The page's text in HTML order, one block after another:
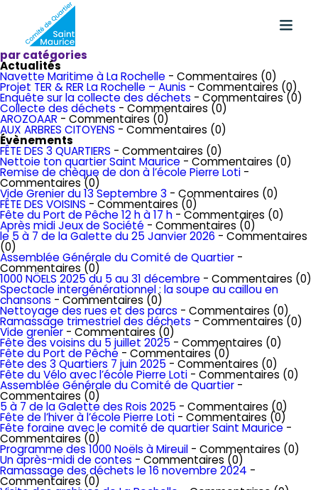
par catégories
Actualités
Navette Maritime à La Rochelle - Commentaires (0)
Projet TER & RER La Rochelle – Aunis - Commentaires (0)
Enquête sur la collecte des déchets - Commentaires (0)
Collecte des déchets - Commentaires (0)
AROZOAAR - Commentaires (0)
AUX ARBRES CITOYENS - Commentaires (0)
Évènements
FÊTE DES 3 QUARTIERS - Commentaires (0)
Nettoie ton quartier Saint Maurice - Commentaires (0)
Remise de chèque de don à l’école Pierre Loti -
Commentaires (0)
Vide Grenier du 13 Septembre 3 - Commentaires (0)
FÊTE DES VOISINS - Commentaires (0)
Fête du Port de Pêche 12 h à 17 h - Commentaires (0)
Après midi Jeux de Société - Commentaires (0)
le 5 à 7 de la Galette du 25 Janvier 2026 - Commentaires
(0)
Assemblée Générale du Comité de Quartier -
Commentaires (0)
1000 NÖELS 2025 du 5 au 31 décembre - Commentaires (0)
Spectacle intergénérationnel : la soupe au caillou en
chansons - Commentaires (0)
Nettoyage des rues et des parcs - Commentaires (0)
Ramassage trimestriel des déchets - Commentaires (0)
Vide grenier - Commentaires (0)
Fête des voisins du 5 juillet 2025- Commentaires (0)
Fête du Port de Pêche - Commentaires (0)
Fête des 3 Quartiers 7 juin 2025 - Commentaires (0)
Fête du Vélo avec l’école Pierre Loti - Commentaires (0)
Assemblée Générale du Comité de Quartier -
Commentaires (0)
5 à 7 de la Galette des Rois 2025 - Commentaires (0)
Fête de l’hiver à l’école Pierre Loti - Commentaires (0)
Fête foraine avec le comité de quartier Saint Maurice -
Commentaires (0)
Programme des 1000 Noëls à Mireuil - Commentaires (0)
Un après-midi de contes - Commentaires (0)
Ramassage des déchets le 16 novembre 2024 -
Commentaires (0)